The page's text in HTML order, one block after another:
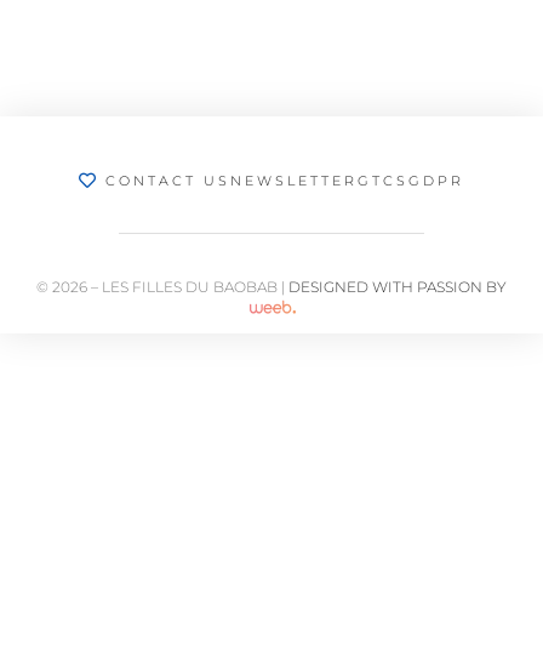
CONTACT US NEWSLETTERGTCSGDPR
© 2026 – LES FILLES DU BAOBAB | DESIGNED WITH PASSION BY